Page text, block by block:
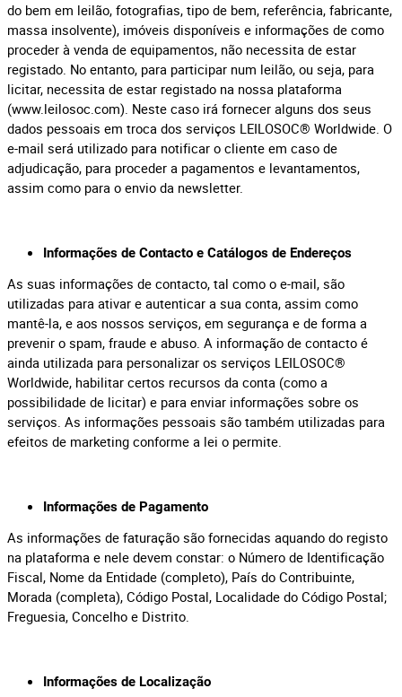
do bem em leilão, fotografias, tipo de bem, referência, fabricante,
massa insolvente), imóveis disponíveis e informações de como
proceder à venda de equipamentos, não necessita de estar
registado. No entanto, para participar num leilão, ou seja, para
licitar, necessita de estar registado na nossa plataforma
(www.leilosoc.com). Neste caso irá fornecer alguns dos seus
dados pessoais em troca dos serviços LEILOSOC® Worldwide. O
e-mail será utilizado para notificar o cliente em caso de
adjudicação, para proceder a pagamentos e levantamentos,
assim como para o envio da newsletter.
Informações de Contacto e Catálogos de Endereços
As suas informações de contacto, tal como o e-mail, são
utilizadas para ativar e autenticar a sua conta, assim como
mantê-la, e aos nossos serviços, em segurança e de forma a
prevenir o spam, fraude e abuso. A informação de contacto é
ainda utilizada para personalizar os serviços LEILOSOC®
Worldwide, habilitar certos recursos da conta (como a
possibilidade de licitar) e para enviar informações sobre os
serviços. As informações pessoais são também utilizadas para
efeitos de marketing conforme a lei o permite.
Informações de Pagamento
As informações de faturação são fornecidas aquando do registo
na plataforma e nele devem constar: o Número de Identificação
Fiscal, Nome da Entidade (completo), País do Contribuinte,
Morada (completa), Código Postal, Localidade do Código Postal;
Freguesia, Concelho e Distrito.
Informações de Localização